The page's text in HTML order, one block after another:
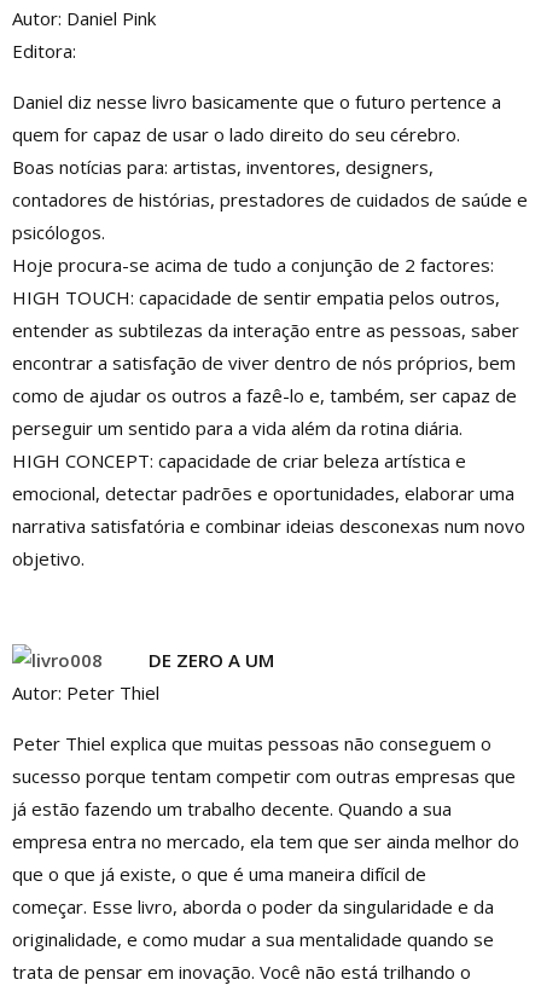
Autor: Daniel Pink
Editora:
Daniel diz nesse livro basicamente que o futuro pertence a
quem for capaz de usar o lado direito do seu cérebro.
Boas notícias para: artistas, inventores, designers,
contadores de histórias, prestadores de cuidados de saúde e
psicólogos.
Hoje procura-se acima de tudo a conjunção de 2 factores:
HIGH TOUCH: capacidade de sentir empatia pelos outros,
entender as subtilezas da interação entre as pessoas, saber
encontrar a satisfação de viver dentro de nós próprios, bem
como de ajudar os outros a fazê-lo e, também, ser capaz de
perseguir um sentido para a vida além da rotina diária.
HIGH CONCEPT: capacidade de criar beleza artística e
emocional, detectar padrões e oportunidades, elaborar uma
narrativa satisfatória e combinar ideias desconexas num novo
objetivo.
DE ZERO A UM
Autor: Peter Thiel
Peter Thiel explica que muitas pessoas não conseguem o
sucesso porque tentam competir com outras empresas que
já estão fazendo um trabalho decente. Quando a sua
empresa entra no mercado, ela tem que ser ainda melhor do
que o que já existe, o que é uma maneira difícil de
começar. Esse livro, aborda o poder da singularidade e da
originalidade, e como mudar a sua mentalidade quando se
trata de pensar em inovação. Você não está trilhando o